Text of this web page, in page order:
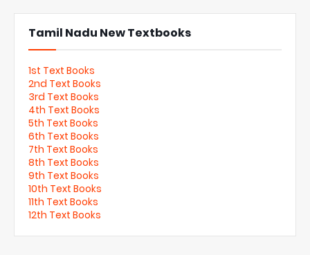
Tamil Nadu New Textbooks
1st Text Books
2nd Text Books
3rd Text Books
4th Text Books
5th Text Books
6th Text Books
7th Text Books
8th Text Books
9th Text Books
10th Text Books
11th Text Books
12th Text Books